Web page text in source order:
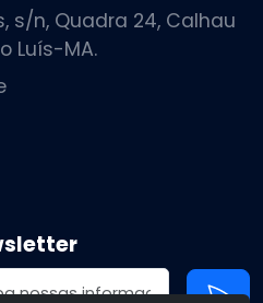
s/n, Quadra 24, Calhau
Luís-MA.